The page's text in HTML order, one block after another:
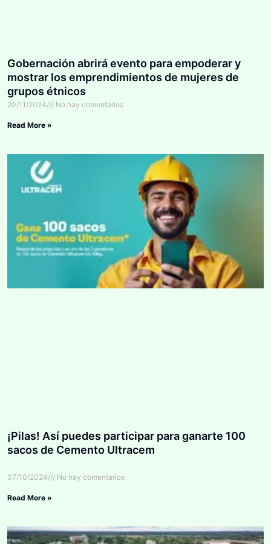
Gobernación abrirá evento para empoderar y
mostrar los emprendimientos de mujeres de
grupos étnicos
20/11/2024 No hay comentarios
Read More »
¡Pilas! Así puedes participar para ganarte 100
sacos de Cemento Ultracem
07/10/2024 No hay comentarios
Read More »